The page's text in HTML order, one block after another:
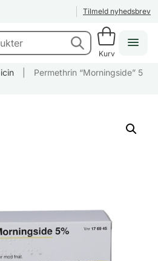
Tilmeld nyhedsbrev
Kurv
Permethrin “Morningside” 5